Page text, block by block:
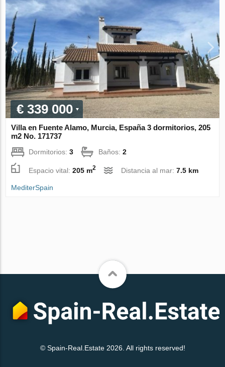
€ 339 000
Villa en Fuente Alamo, Murcia, España 3 dormitorios, 205
m2 No. 171737
Dormitorios:3 Baños:2
Espacio vital:205 m2 Distancia al mar:7.5 km
MediterSpain
© Spain-Real.Estate 2026. All rights reserved!